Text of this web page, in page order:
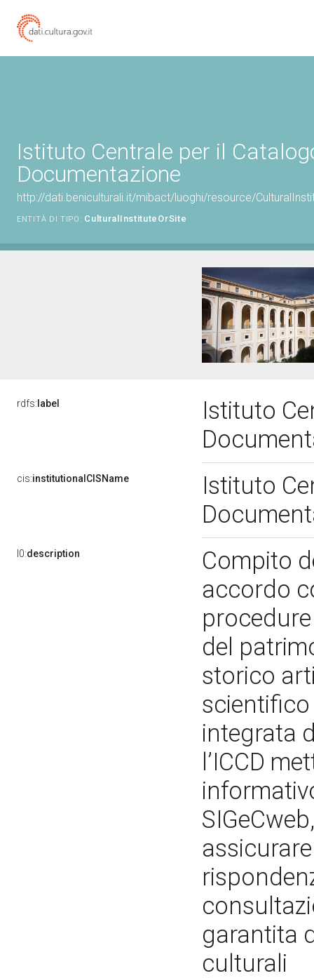
Istituto Centrale per il
Documentazione
http://dati.beniculturali.it/mibact/luoghi/resource/
ENTITÀ DI TIPO: CulturalInstituteOrSite
rdfs: label
Istituto
cis:institutionalCISName
Istituto
l0:description
Compito
accordo
del
storico
integrata
l’ICCD
garantita
culturali